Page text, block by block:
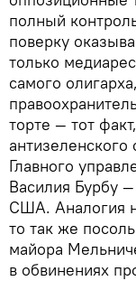
полный
поверку
только
самого
торте — тот
Главного
Василия Бурбу
США. Аналогия
то так же
майора
в обвинениях